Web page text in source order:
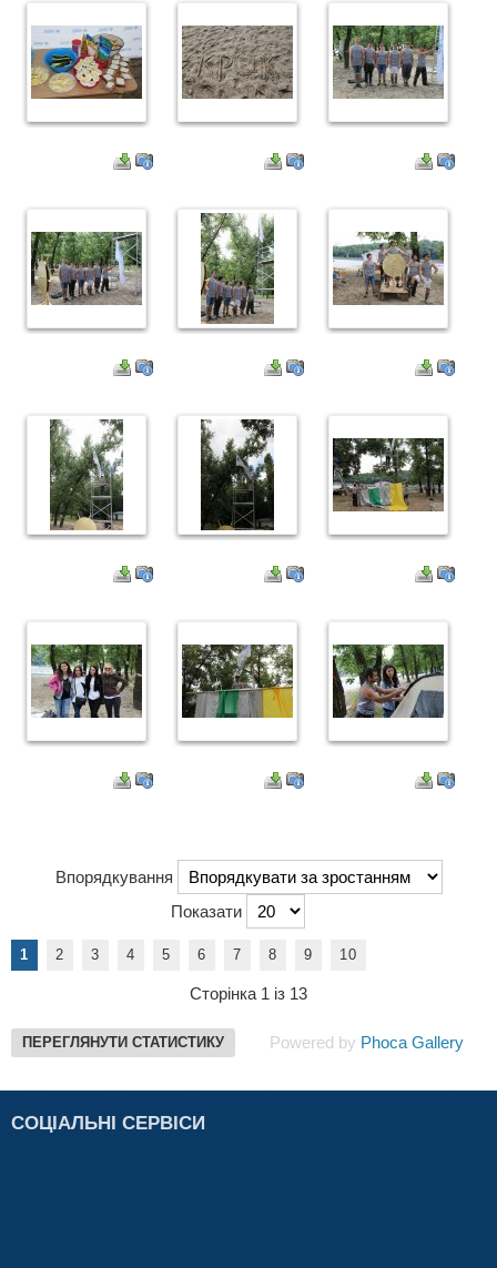
Впорядкування
Показати
1 2 3 4 5 6 7 8 9 10
Сторінка 1 із 13
ПЕРЕГЛЯНУТИ СТАТИСТИКУ Powered by Phoca Gallery
СОЦІАЛЬНІ СЕРВІСИ